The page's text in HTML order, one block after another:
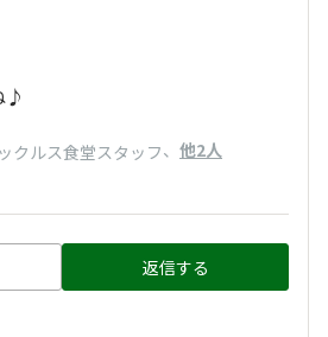
♪
クルス食堂スタッフ、 他2人
返信する